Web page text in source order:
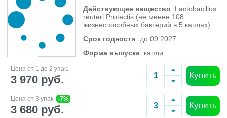
Действующее вещество: Lactobacillus
reuteri Protectis (не менее 108
жизнеспособных бактерий в 5 каплях)
Срок годности: до 09.2027
Форма выпуска: капли
Цена от 1 до 2 упак.
3 970 руб. Купить
Цена от 3 упак. -7%
3 680 руб. Купить